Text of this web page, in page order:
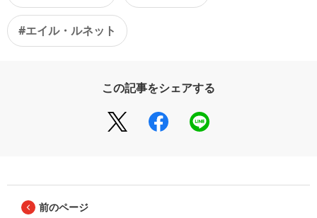
#エイル・ルネット
この記事をシェアする
前のページ